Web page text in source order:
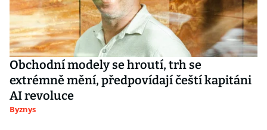
Obchodní modely se hroutí, trh se
extrémně mění, předpovídají čeští kapitáni
AI revoluce
Byznys